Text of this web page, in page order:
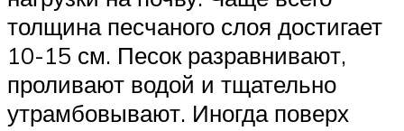
толщина песчаного слоя достигает
10-15 см. Песок разравнивают,
проливают водой и тщательно
утрамбовывают. Иногда поверх